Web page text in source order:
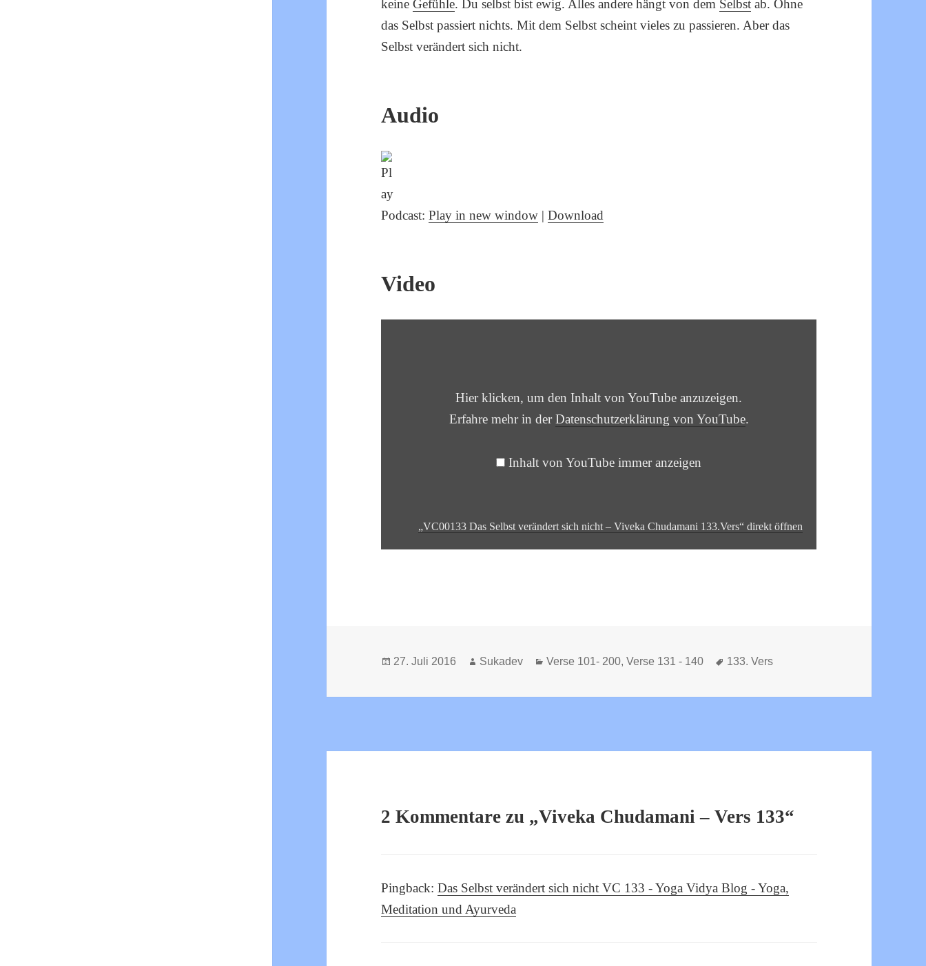
keineGefühle. Du selbst bist ewig. Alles andere hängt von dem Selbst ab. Ohne
das Selbst passiert nichts. Mit dem Selbst scheint vieles zu passieren. Aber das
Selbst verändert sich nicht.
Audio
Podcast:Play in new window |Download
Video
CHUDAMANI
Hier klicken, um den Inhalt von YouTube anzuzeigen.
Erfahre mehr in derDatenschutzerklärung von YouTube.
Inhalt von YouTube immer anzeigen
„VC00133 Das Selbst verändert sich nicht – Viveka Chudamani 133.Vers“ direkt öffnen
Veröffentlicht
27. Juli 2016 Autor
Sukadev Kategorien
Verse 101- 200,Verse 131 - 140 Schlagwörter
133. Vers
2 Kommentare zu „Viveka Chudamani – Vers 133“
Pingback:Das Selbst verändert sich nicht VC 133 - Yoga Vidya Blog - Yoga,
Meditation und Ayurveda